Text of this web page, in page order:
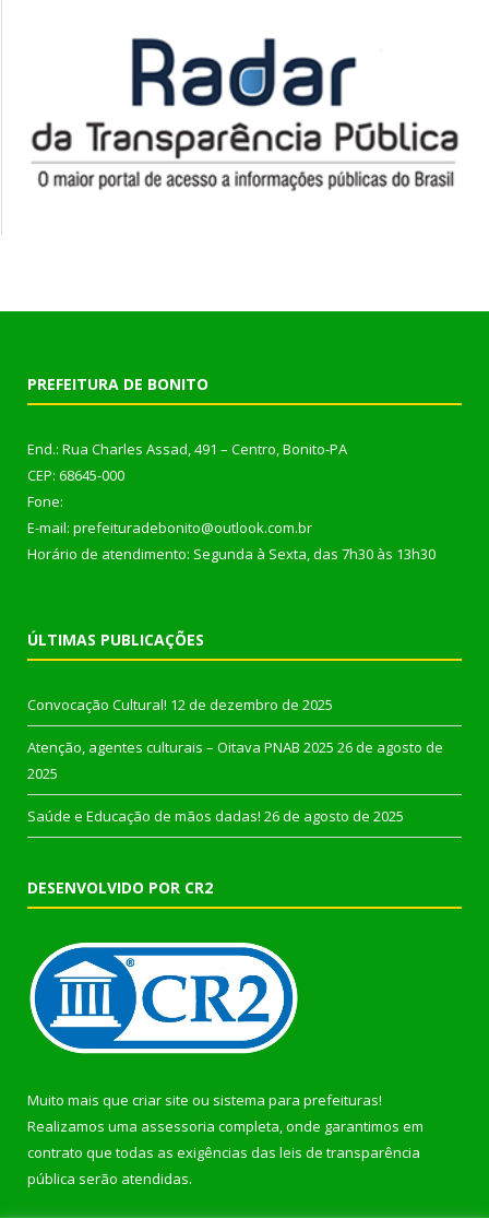
PREFEITURA DE BONITO
End.: Rua Charles Assad, 491 – Centro, Bonito-PA
CEP: 68645-000
Fone:
E-mail: prefeituradebonito@outlook.com.br
Horário de atendimento: Segunda à Sexta, das 7h30 às 13h30
ÚLTIMAS PUBLICAÇÕES
Convocação Cultural! 12 de dezembro de 2025
Atenção, agentes culturais – Oitava PNAB 2025 26 de agosto de
2025
Saúde e Educação de mãos dadas! 26 de agosto de 2025
DESENVOLVIDO POR CR2
Muito mais que criar site ou sistema para prefeituras!
Realizamos uma assessoria completa, onde garantimos em
contrato que todas as exigências das leis de transparência
pública serão atendidas.